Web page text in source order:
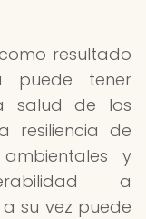
resultado
puede tener
salud de los
resiliencia de
y
a
su vez puede